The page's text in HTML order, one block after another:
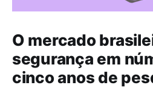
O mercado
segurança em
cinco anos de